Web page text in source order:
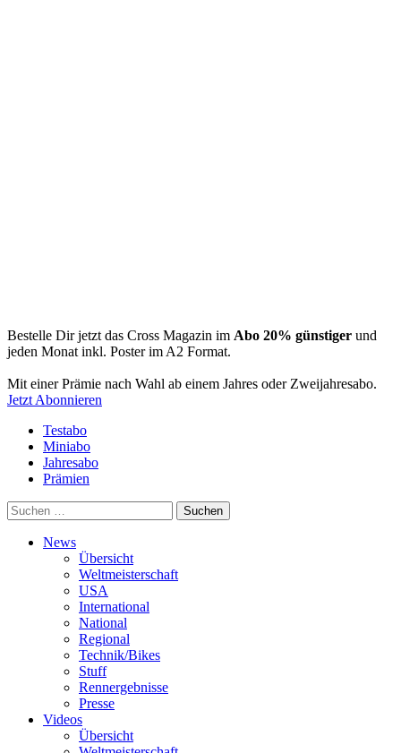
Bestelle Dir jetzt das Cross Magazin im Abo 20% günstiger und
jeden Monat inkl. Poster im A2 Format.
Mit einer Prämie nach Wahl ab einem Jahres oder Zweijahresabo.
Jetzt Abonnieren
Testabo
Miniabo
Jahresabo
Prämien
Suchen
nach:
News
Übersicht
Weltmeisterschaft
USA
International
National
Regional
Technik/Bikes
Stuff
Rennergebnisse
Presse
Videos
Übersicht